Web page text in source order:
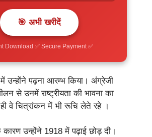
🎯 अभी खरीदें
Download ✅ Secure Payment ✅
उन्होंने पढ़ना आरम्भ किया। अंग्रेजी
से उनमें राष्ट्रीयता की भावना का
वे चित्रांकन में भी रूचि लेते रहे ।
उन्होंने 1918 में पढ़ाई छोड़ दी।